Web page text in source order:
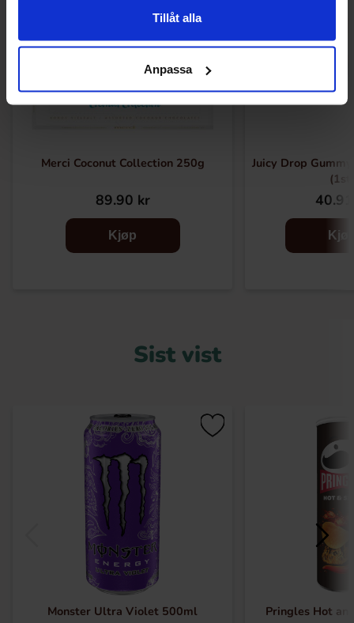
Tillåt alla
Anpassa
Merci Coconut Collection 250g
89.90 kr
Kjøp
Juicy Drop
Sist vist
Monster Ultra Violet 500ml Pringles Hot